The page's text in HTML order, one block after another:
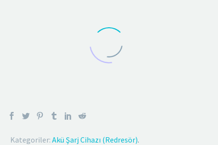
Kategoriler: Akü Şarj Cihazı (Redresör).